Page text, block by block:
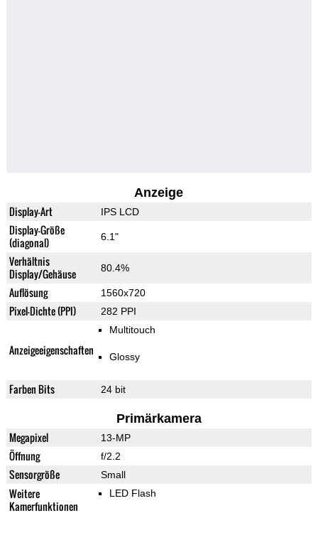
Anzeige
Display-Art IPS LCD
Display-Größe
(diagonal)
6.1"
Verhältnis
Display/Gehäuse
80.4%
Auflösung 1560x720
Pixel-Dichte (PPI) 282 PPI
Anzeigeeigenschaften
Multitouch
Glossy
Farben Bits 24 bit
Primärkamera
Megapixel 13-MP
Öffnung f/2.2
Sensorgröße Small
Weitere
Kamerfunktionen
LED Flash